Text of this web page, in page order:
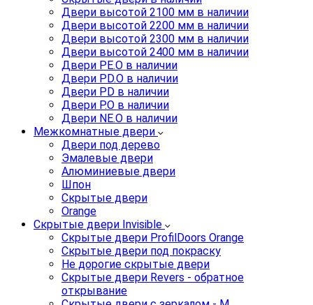
Двери высотой 2100 мм в наличии
Двери высотой 2200 мм в наличии
Двери высотой 2300 мм в наличии
Двери высотой 2400 мм в наличии
Двери PE.O в наличии
Двери PD.O в наличии
Двери PD в наличии
Двери P.O в наличии
Двери NE.O в наличии
Межкомнатные двери
Двери под дерево
Эмалевые двери
Алюминиевые двери
Шпон
Скрытые двери
Orange
Скрытые двери Invisible
Скрытые двери ProfilDoors Orange
Скрытые двери под покраску
Не дорогие скрытые двери
Скрытые двери Revers - обратное
открывание